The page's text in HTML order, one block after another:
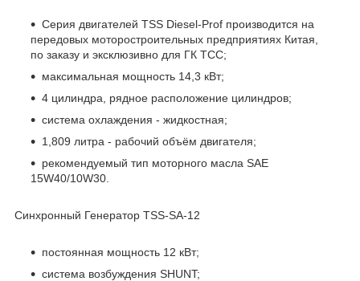
Серия двигателей TSS Diesel-Prof производится на
передовых моторостроительных предприятиях Китая,
по заказу и эксклюзивно для ГК ТСС;
максимальная мощность 14,3 кВт;
4 цилиндра, рядное расположение цилиндров;
система охлаждения - жидкостная;
1,809 литра - рабочий объём двигателя;
рекомендуемый тип моторного масла SAE
15W40/10W30.
Синхронный Генератор TSS-SA-12
постоянная мощность 12 кВт;
система возбуждения SHUNT;